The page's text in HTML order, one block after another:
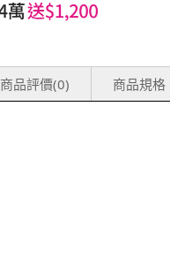
商品評價(0) 商品規格